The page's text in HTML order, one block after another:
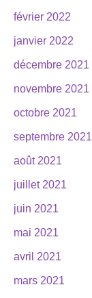
février 2022
janvier 2022
décembre 2021
novembre 2021
octobre 2021
septembre 2021
août 2021
juillet 2021
juin 2021
mai 2021
avril 2021
mars 2021